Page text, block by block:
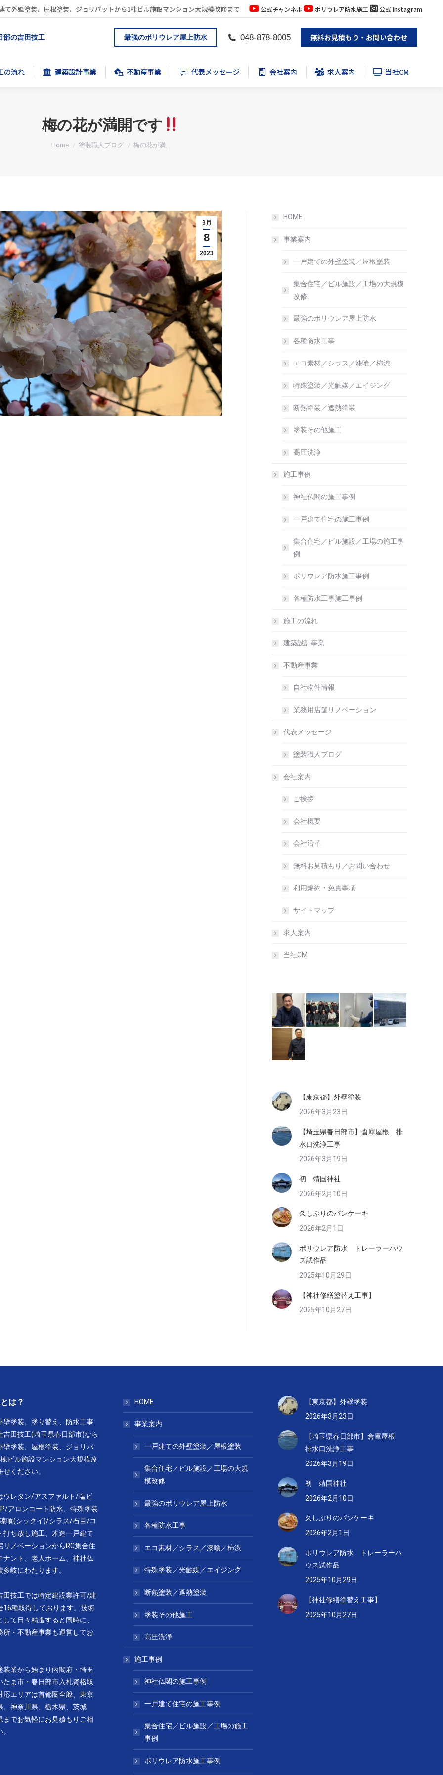
外壁塗装、屋根塗装、ジョリパットから1棟ビル施設マンション大規模改修まで 公式チャンネル ポリウレア防水施工 公式 Instagram
部の吉田技工 最強のポリウレア屋上防水 048-878-8005 無料お見積もり・お問い合わせ
の流れ 建築設計事業 不動産事業 代表メッセージ 会社案内 求人案内 当社CM
梅の花が満開です
You are here:
Home 塗装職人ブログ 梅の花が満…
3月
8
2023
HOME
事業案内
一戸建ての外壁塗装／屋根塗装
集合住宅／ビル施設／工場の大規模
改修
最強のポリウレア屋上防水
各種防水工事
エコ素材／シラス／漆喰／柿渋
特殊塗装／光触媒／エイジング
断熱塗装／遮熱塗装
塗装その他施工
高圧洗浄
施工事例
神社仏閣の施工事例
一戸建て住宅の施工事例
集合住宅／ビル施設／工場の施工事
例
ポリウレア防水施工事例
各種防水工事施工事例
施工の流れ
建築設計事業
不動産事業
自社物件情報
業務用店舗リノベーション
代表メッセージ
塗装職人ブログ
会社案内
ご挨拶
会社概要
会社沿革
無料お見積もり／お問い合わせ
利用規約・免責事項
サイトマップ
求人案内
当社CM
【東京都】外壁塗装
2026年3月23日
【埼玉県春日部市】倉庫屋根 排
水口洗浄工事
2026年3月19日
初 靖国神社
2026年2月10日
久しぶりのパンケーキ
2026年2月1日
ポリウレア防水 トレーラーハウ
ス試作品
2025年10月29日
【神社修繕塗替え工事】
2025年10月27日
は？
壁塗装、塗り替え、防水工事
吉田技工(埼玉県春日部市)なら
壁塗装、屋根塗装、ジョリパ
ビル施設マンション大規模改
ください。
ウレタン/アスファルト/塩ビ
アロンコート防水、特殊塗装
喰(シックイ)/シラス/石目/コ
打ち放し施工、木造一戸建て
リノベーションからRC集合住
ナント、老人ホーム、神社仏
多岐にわたります。
田技工では特定建設業許可/建
16種取得しております。技術
して日々精進すると同時に、
所・不動産事業も運営してお
装業から始まり内閣府・埼玉
たま市・春日部市入札資格取
応エリアは首都圏全般、東京
、神奈川県、栃木県、茨城
までお気軽にお見積もりご相
HOME
事業案内
一戸建ての外壁塗装／屋根塗装
集合住宅／ビル施設／工場の大規
模改修
最強のポリウレア屋上防水
各種防水工事
エコ素材／シラス／漆喰／柿渋
特殊塗装／光触媒／エイジング
断熱塗装／遮熱塗装
塗装その他施工
高圧洗浄
施工事例
神社仏閣の施工事例
一戸建て住宅の施工事例
集合住宅／ビル施設／工場の施工
事例
ポリウレア防水施工事例
【東京都】外壁塗装
2026年3月23日
【埼玉県春日部市】倉庫屋根
排水口洗浄工事
2026年3月19日
初 靖国神社
2026年2月10日
久しぶりのパンケーキ
2026年2月1日
ポリウレア防水 トレーラーハ
ウス試作品
2025年10月29日
【神社修繕塗替え工事】
2025年10月27日
の流れ 建築設計事業 不動産事業 代表メッセージ 会社案内 求人案内 当社CM